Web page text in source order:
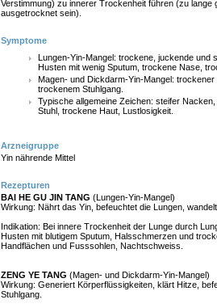
Verstimmung) zu innerer Trockenheit führen (zu lange
ausgetrocknet sein).
Symptome
Lungen-Yin-Mangel: trockene, juckende und
Husten mit wenig Sputum, trockene Nase,
Magen- und Dickdarm-Yin-Mangel:
trockenem Stuhlgang.
Typische allgemeine Zeichen: steifer
Stuhl, trockene Haut, Lustlosigkeit.
Arzneigruppe
Yin nährende Mittel
Rezepturen
BAI HE GU JIN TANG (Lungen-Yin-Mangel)
Wirkung: Nährt das Yin, befeuchtet die Lungen,
Indikation: Bei innere Trockenheit der Lunge durch
Husten mit blutigem Sputum, Halsschmerzen und
Handflächen und Fusssohlen, Nachtschweiss.
ZENG YE TANG (Magen- und Dickdarm-Yin-Mangel)
Wirkung: Generiert Körperflüssigkeiten, klärt Hitze,
Stuhlgang.